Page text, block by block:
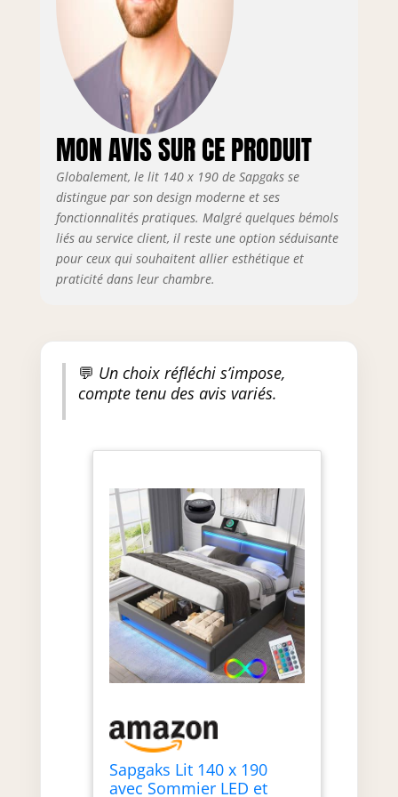
équipé d'un sommier à lattes
stable de 5 cm de large, qui
offre un excellent soutien et
stabilité et garantit que le
matelas est placé uniformément
et offre une expérience de
sommeil confortable. Ce design
peut prolonger efficacement la
bon soutien, de sorte que les
utilisateurs peuvent profiter
d'un environnement de sommeil
confortable. 【Espace de
rangement】: L’espace de
rangement sous le lit offre un
garder sa chambre soignée et
organisée. Cadre de lit facile à
détaillées, des outils de
numérotées. Il est facile à
monter si vous suivez les
instructions. N'hésitez pas à
nous contacter si vous avez des
questions. Pour réduire le
risque de dommages, ce cadre
de lit est expédié en 2 cartons et
ceux-ci peuvent arriver à des
jours différents.
MON AVIS SUR CE PRODUIT
Globalement, le lit 140 x 190 de Sapgaks se
distingue par son design moderne et ses
fonctionnalités pratiques. Malgré quelques bémols
liés au service client, il reste une option séduisante
pour ceux qui souhaitent allier esthétique et
praticité dans leur chambre.
💬 Un choix réfléchi s’impose,
compte tenu des avis variés.
Sapgaks Lit 140 x 190
avec Sommier LED et